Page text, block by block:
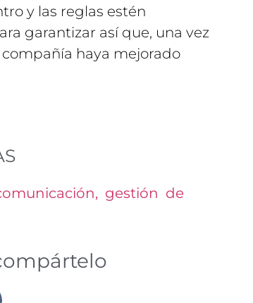
y las reglas estén
garantizar así que, una vez
haya mejorado
, gestión de